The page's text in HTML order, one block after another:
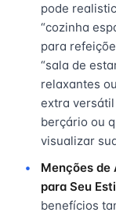
pode
“cozinha
para
“sala de
relaxantes
extra
berçário ou
visualizar
Menções de
para Seu
benefícios